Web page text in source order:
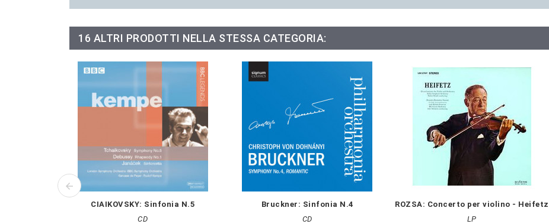
16 ALTRI PRODOTTI NELLA STESSA CATEGORIA:
CIAIKOVSKY: Sinfonia N.5
CD
Bruckner: Sinfonia N.4
CD
ROZSA: Concerto per violino - Heifetz
LP